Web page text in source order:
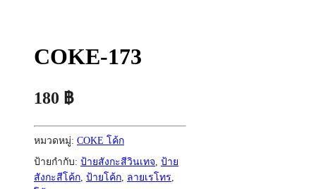
COKE-173
180 ฿
หมวดหมู่: COKE โค้ก
ป้ายกำกับ: ป้ายสังกะสีวินเทจ, ป้าย
สังกะสีโค้ก, ป้ายโค้ก, ลายเรโทร,